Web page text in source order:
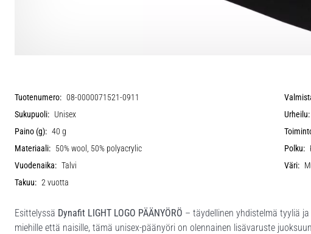
Tuotenumero: 08-0000071521-0911
Sukupuoli: Unisex Urheilu:
Paino (g): 40 g
Materiaali: 50% wool, 50% polyacrylic Polku:
Vuodenaika: Talvi Väri:
Takuu: 2 vuotta
Esittelyssä Dynafit LIGHT LOGO PÄÄNYÖRÖ – täydellinen yhdistelmä tyyliä
miehille että naisille, tämä unisex-päänyöri on olennainen lisävaruste